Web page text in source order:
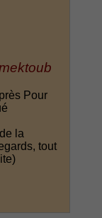
Pour
la
tout